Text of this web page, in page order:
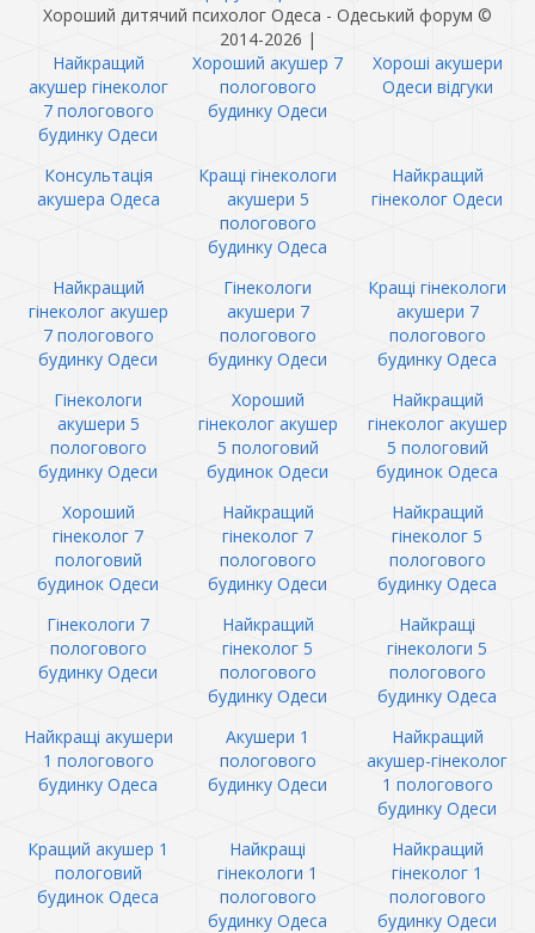
Хороший дитячий психолог Одеса - Одеський форум ©
2014-2026 |
Найкращий
акушер гінеколог
7 пологового
будинку Одеси
Хороший акушер 7
пологового
будинку Одеси
Хороші акушери
Одеси відгуки
Консультація
акушера Одеса
Кращі гінекологи
акушери 5
пологового
будинку Одеса
Найкращий
гінеколог Одеси
Найкращий
гінеколог акушер
7 пологового
будинку Одеси
Гінекологи
акушери 7
пологового
будинку Одеси
Кращі гінекологи
акушери 7
пологового
будинку Одеса
Гінекологи
акушери 5
пологового
будинку Одеси
Хороший
гінеколог акушер
5 пологовий
будинок Одеси
Найкращий
гінеколог акушер
5 пологовий
будинок Одеса
Хороший
гінеколог 7
пологовий
будинок Одеси
Найкращий
гінеколог 7
пологового
будинку Одеси
Найкращий
гінеколог 5
пологового
будинку Одеса
Гінекологи 7
пологового
будинку Одеси
Найкращий
гінеколог 5
пологового
будинку Одеси
Найкращі
гінекологи 5
пологового
будинку Одеса
Найкращі акушери
1 пологового
будинку Одеса
Акушери 1
пологового
будинку Одеси
Найкращий
акушер-гінеколог
1 пологового
будинку Одеси
Кращий акушер 1
пологовий
будинок Одеса
Найкращі
гінекологи 1
пологового
будинку Одеса
Найкращий
гінеколог 1
пологового
будинку Одеси